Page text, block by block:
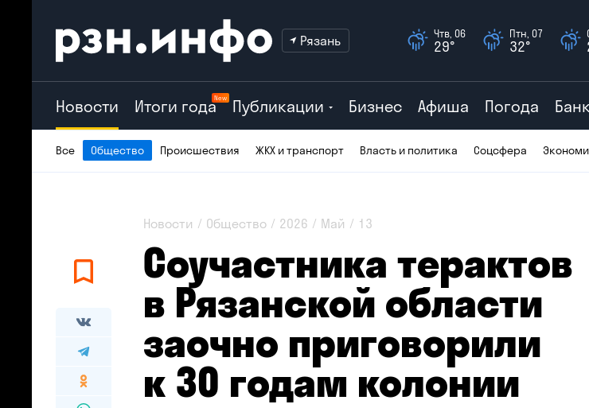
Рязань Чтв, 06
29°
Птн, 07
32°
Новости Итоги годаNew Публикации Бизнес Афиша Погода
Все Общество Происшествия ЖКХ и транспорт Власть и политика Соцсфера
Новости Общество 2026 Май 13
Соучастника терактов
в Рязанской области
заочно приговорили
к 30 годам колонии